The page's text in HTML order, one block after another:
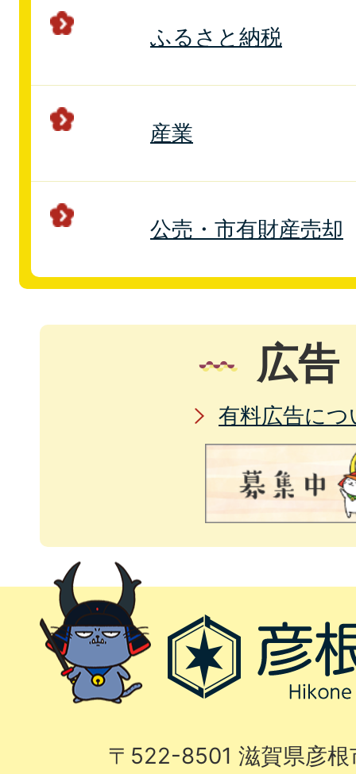
ふるさと納税
産業
公売・市有財産売却
広告
有料広告につ
〒522-8501 滋賀県彦